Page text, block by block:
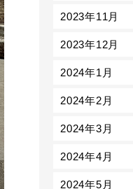
2023年11月
2023年12月
2024年1月
2024年2月
2024年3月
2024年4月
2024年5月